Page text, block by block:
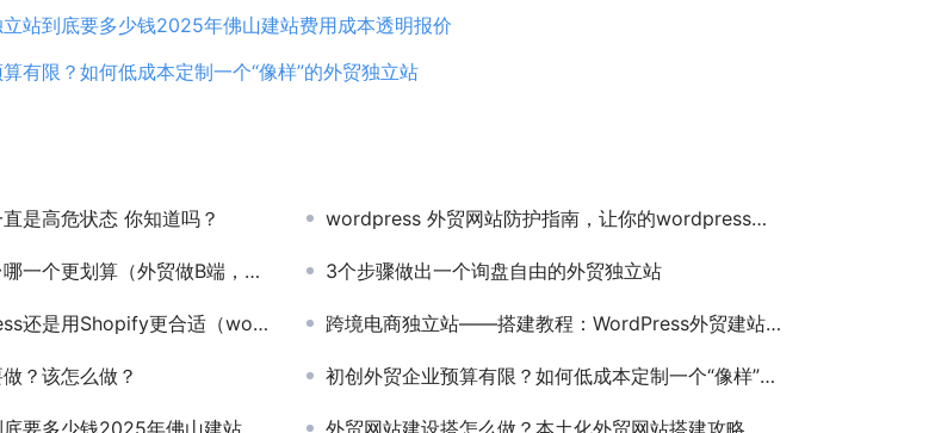
站到底要多少钱2025年佛山建站费用成本透明报价
有限？如何低成本定制一个“像样”的外贸独立站
是高危状态 你知道吗？ wordpress 外贸网站防护指南，让你的wordpress外贸站更安全
平台只是跳板，独立站才是长久之计！看懂才能稳增长） 3个步骤做出一个询盘自由的外贸独立站
更合适（wordpress和Shopify区别对比） 跨境电商独立站——搭建教程：WordPress外贸建站指南
？该怎么做？ 初创外贸企业预算有限？如何低成本定制一个“像样”的外贸独立站